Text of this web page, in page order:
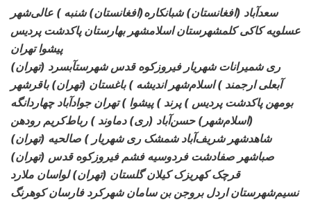
سعدآباد (افغانستان) شبانکاره(افغانستان) شنبه ) عالی‌شهر
عسلویه کاکی کلمشهرستان اسلامشهر بهارستان پاکدشت پردیس
پیشوا تهران
ری شمیرانات شهریار فیروزکوه قدس شهرستآبسرد (تهران)
آبعلی ارجمند ) اسلام‌شهر اندیشه ) باغستان (تهران) باقرشهر
بومهن پاکدشت پردیس ) پرند ) پیشوا ) تهران جوادآباد چهاردانگه
(اسلام‌شهر) حسن‌آباد (ری) دماوند ) رباط‌کریم رودهن
شاهدشهر شریف‌آباد شمشک ری شهریار ) صالحیه (تهران)
صباشهر صفادشت فردوسیه فشم فیروزکوه قدس (تهران)
قرچک کهریزک کیلان گلستان (تهران) لواسان ملارد
نسیم‌شهرستان اردل بروجن بن سامان شهرکرد فارسان کوهرنگ